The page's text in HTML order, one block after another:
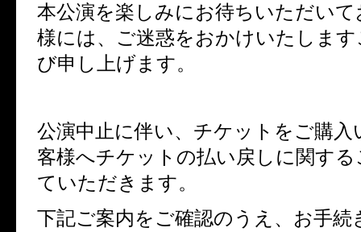
本公演を楽しみにお待ちいただい
様には、ご迷惑をおかけいたしま
び申し上げます。
公演中止に伴い、チケットをご購
客様へチケットの払い戻しに関す
ていただきます。
下記ご案内をご確認のうえ、お手続